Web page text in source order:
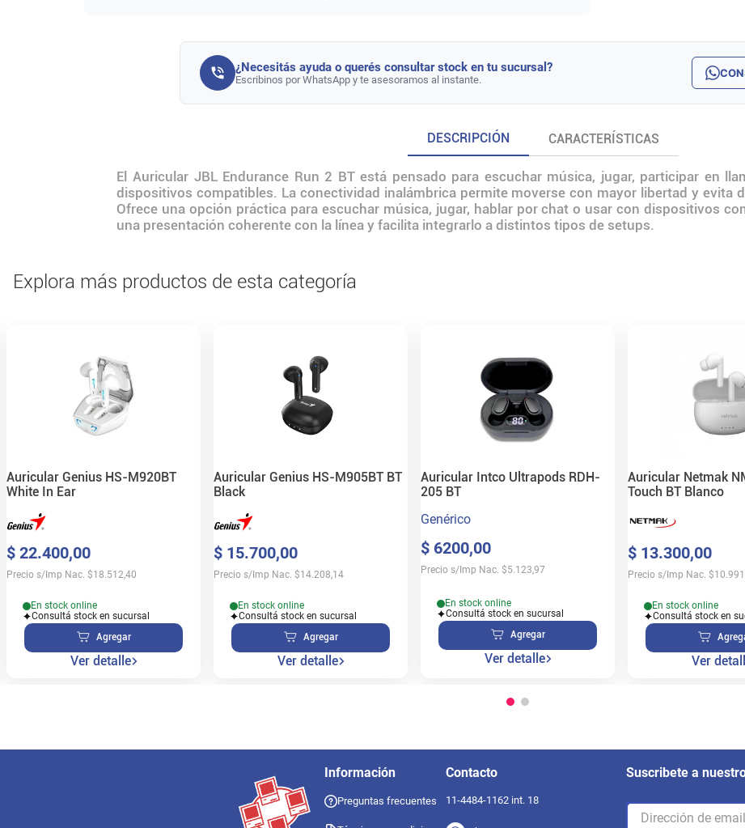
¿Necesitás ayuda o querés consultar stock en tu sucursal?
Escribinos por WhatsApp y te asesoramos al instante.
DESCRIPCIÓN CARACTERÍSTICAS
El Auricular JBL Endurance Run 2 BT está pensado para escuchar música, jugar, participar en
dispositivos compatibles. La conectividad inalámbrica permite moverse con mayor libertad y evita
Ofrece una opción práctica para escuchar música, jugar, hablar por chat o usar con dispositivos
una presentación coherente con la línea y facilita integrarlo a distintos tipos de setups.
Explora más productos de esta categoría
Auricular Genius HS-M920BT
White In Ear
$ 22.400,00
Precio s/Imp Nac. $18.512,40
En stock online
Consultá stock en sucursal
Agregar
Ver detalle
Auricular Genius HS-M905BT BT
Black
$ 15.700,00
Precio s/Imp Nac. $14.208,14
En stock online
Consultá stock en sucursal
Agregar
Ver detalle
Auricular Intco Ultrapods RDH-
205 BT
Genérico
$ 6200,00
Precio s/Imp Nac. $5.123,97
En stock online
Consultá stock en sucursal
Agregar
Ver detalle
Auricular Netmak
Touch BT Blanco
$ 13.300,00
Precio s/Imp Nac. $
En stock online
Consultá stock en
Ver
Información
Preguntas frecuentes
Contacto
11-4484-1162 int. 18
Suscribete a